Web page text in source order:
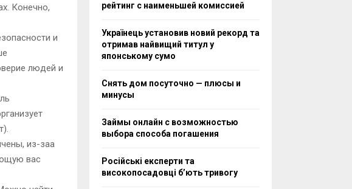
Конечно,
и
людей и
из-заа
вас
рейтинг с наименьшей комиссией
Українець установив новий рекорд та
отримав найвищий титул у
японському сумо
Снять дом посуточно — плюсы и
минусы
Займы онлайн с возможностью
выбора способа погашения
Російські експерти та
високопосадовці бʼють тривогу